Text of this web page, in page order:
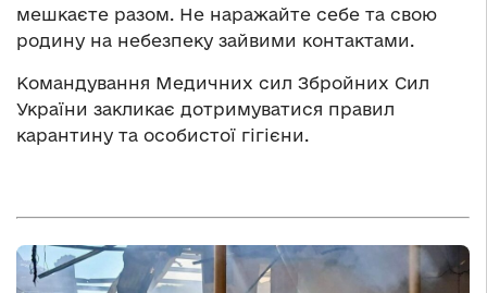
мешкаєте разом. Не наражайте себе та свою
родину на небезпеку зайвими контактами.
Командування Медичних сил Збройних Сил
України закликає дотримуватися правил
карантину та особистої гігієни.